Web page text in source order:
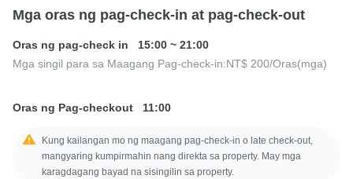
Mga oras ng pag-check-in at pag-check-out
Oras ng pag-check in 15:00 ~ 21:00
Mga singil para sa Maagang Pag-check-in:NT$ 200/Oras(mga)
Oras ng Pag-checkout 11:00
Kung kailangan mo ng maagang pag-check-in o late check-out,
mangyaring kumpirmahin nang direkta sa property. May mga
karagdagang bayad na sisingilin sa property.